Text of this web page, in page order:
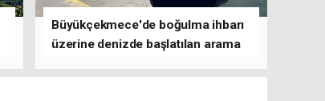
Büyükçekmece'de boğulma ihbarı
üzerine denizde başlatılan arama